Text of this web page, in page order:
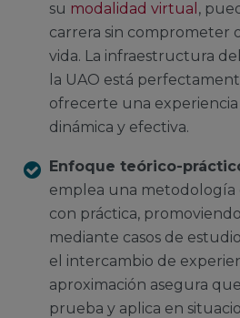
su modalidad virtual ,
carrera sin comprometer
vida. La infraestructura
la UAO está
ofrecerte una
dinámica y efectiva.
Enfoque teórico-
emplea una
con práctica,
mediante casos de
el intercambio de
aproximación asegura
prueba y aplica en